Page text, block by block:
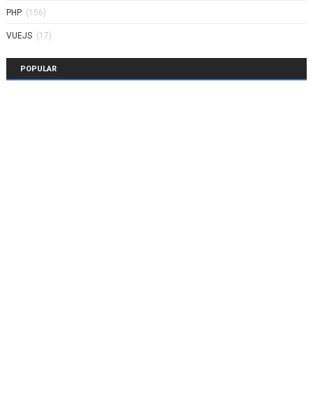
PHP (156)
VUEJS (17)
POPULAR